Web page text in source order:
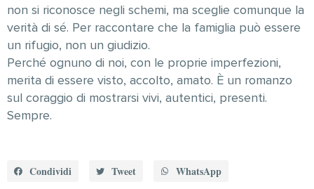
non si riconosce negli schemi, ma sceglie comunque la
verità di sé. Per raccontare che la famiglia può essere
un rifugio, non un giudizio.
Perché ognuno di noi, con le proprie imperfezioni,
merita di essere visto, accolto, amato. È un romanzo
sul coraggio di mostrarsi vivi, autentici, presenti.
Sempre.
Condividi Tweet WhatsApp